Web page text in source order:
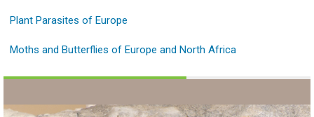
Plant Parasites of Europe
Moths and Butterflies of Europe and North Africa